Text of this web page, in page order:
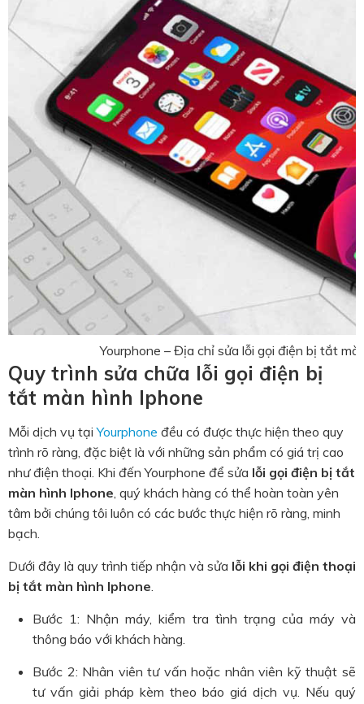
Yourphone – Địa chỉ sửa lỗi gọi điện bị tắt
Quy trình sửa chữa lỗi gọi điện bị
tắt màn hình Iphone
Mỗi dịch vụ tạiYourphone đều có được thực hiện theo quy
trình rõ ràng, đặc biệt là với những sản phẩm có giá trị cao
như điện thoại. Khi đến Yourphone để sửa lỗi gọi điện bị tắt
màn hình Iphone, quý khách hàng có thể hoàn toàn yên
tâm bởi chúng tôi luôn có các bước thực hiện rõ ràng, minh
bạch.
Dưới đây là quy trình tiếp nhận và sửa lỗi khi gọi điện thoại
bị tắt màn hình Iphone.
Bước 1: Nhận máy, kiểm tra tình trạng của máy và
thông báo với khách hàng.
Bước 2: Nhân viên tư vấn hoặc nhân viên kỹ thuật sẽ
tư vấn giải pháp kèm theo báo giá dịch vụ. Nếu quý